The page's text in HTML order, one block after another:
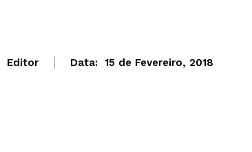
Editor Data: 15 de Fevereiro, 2018